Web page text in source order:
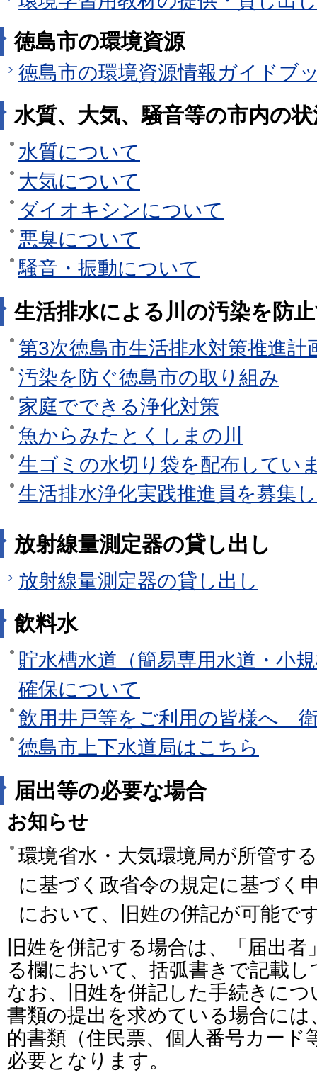
徳島市の環境資源
徳島市の環境資源情報ガイドブ
水質、大気、騒音等の市内の
水質について
大気について
ダイオキシンについて
悪臭について
騒音・振動について
生活排水による川の汚染を防
第3次徳島市生活排水対策推進計
汚染を防ぐ徳島市の取り組み
家庭でできる浄化対策
魚からみたとくしまの川
生ゴミの水切り袋を配布してい
生活排水浄化実践推進員を募集
放射線量測定器の貸し出し
放射線量測定器の貸し出し
飲料水
貯水槽水道（簡易専用水道・小
確保について
飲用井戸等をご利用の皆様へ
徳島市上下水道局はこちら
届出等の必要な場合
お知らせ
環境省水・大気環境局が所管す
に基づく政省令の規定に基づく
において、旧姓の併記が可能で
旧姓を併記する場合は、「届出
る欄において、括弧書きで記載
なお、旧姓を併記した手続きに
書類の提出を求めている場合に
的書類（住民票、個人番号カード
必要となります。